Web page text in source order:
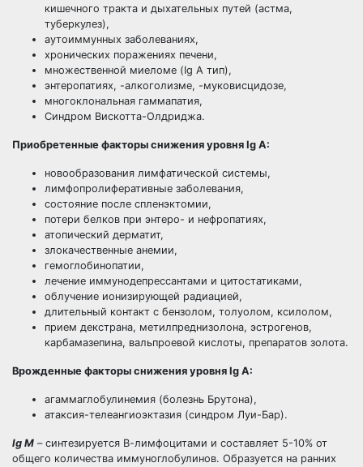
кишечного тракта и дыхательных путей (астма,
туберкулез),
аутоиммунных заболеваниях,
хронических поражениях печени,
множественной миеломе (Ig A тип),
энтеропатиях, -алкоголизме, -муковисцидозе,
многоклональная гаммапатия,
Синдром Вискотта-Олдриджа.
Приобретенные факторы снижения уровня Ig A:
новообразования лимфатической системы,
лимфопролиферативные заболевания,
состояние после спленэктомии,
потери белков при энтеро- и нефропатиях,
атопический дерматит,
злокачественные анемии,
гемоглобинопатии,
лечение иммунодепрессантами и цитостатиками,
облучение ионизирующей радиацией,
длительный контакт с бензолом, толуолом, ксилолом,
прием декстрана, метилпреднизолона, эстрогенов,
карбамазепина, вальпроевой кислоты, препаратов золота.
Врожденные факторы снижения уровня Ig A:
агаммаглобулинемия (болезнь Брутона),
атаксия-телеангиоэктазия (синдром Луи-Бар).
Ig М – синтезируется В-лимфоцитами и составляет 5-10% от
общего количества иммуноглобулинов. Образуется на ранних